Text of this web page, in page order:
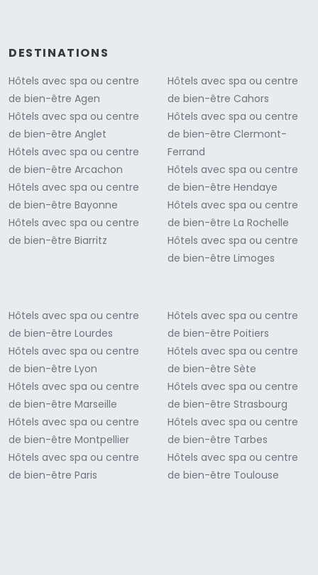
DESTINATIONS
Hôtels avec spa ou centre
de bien-être Agen
Hôtels avec spa ou centre
de bien-être Anglet
Hôtels avec spa ou centre
de bien-être Arcachon
Hôtels avec spa ou centre
de bien-être Bayonne
Hôtels avec spa ou centre
de bien-être Biarritz
Hôtels avec spa ou centre
de bien-être Cahors
Hôtels avec spa ou centre
de bien-être Clermont-
Ferrand
Hôtels avec spa ou centre
de bien-être Hendaye
Hôtels avec spa ou centre
de bien-être La Rochelle
Hôtels avec spa ou centre
de bien-être Limoges
Hôtels avec spa ou centre
de bien-être Lourdes
Hôtels avec spa ou centre
de bien-être Lyon
Hôtels avec spa ou centre
de bien-être Marseille
Hôtels avec spa ou centre
de bien-être Montpellier
Hôtels avec spa ou centre
de bien-être Paris
Hôtels avec spa ou centre
de bien-être Poitiers
Hôtels avec spa ou centre
de bien-être Sète
Hôtels avec spa ou centre
de bien-être Strasbourg
Hôtels avec spa ou centre
de bien-être Tarbes
Hôtels avec spa ou centre
de bien-être Toulouse